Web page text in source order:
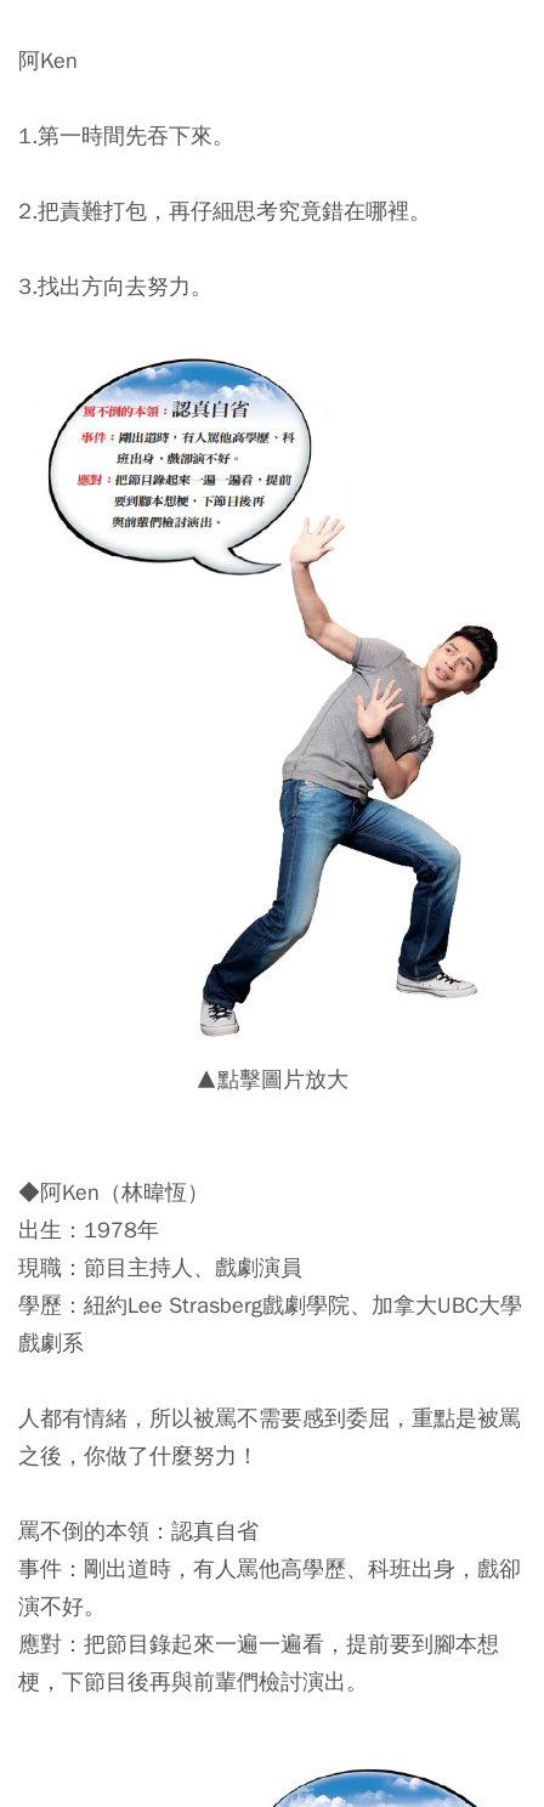
阿Ken
1.第一時間先吞下來。
2.把責難打包，再仔細思考究竟錯在哪裡。
3.找出方向去努力。
▲點擊圖片放大
◆阿Ken（林暐恆）
出生：1978年
現職：節目主持人、戲劇演員
學歷：紐約Lee Strasberg戲劇學院、加拿大UBC大學
戲劇系
人都有情緒，所以被罵不需要感到委屈，重點是被罵
之後，你做了什麼努力！
罵不倒的本領：認真自省
事件：剛出道時，有人罵他高學歷、科班出身，戲卻
演不好。
應對：把節目錄起來一遍一遍看，提前要到腳本想
梗，下節目後再與前輩們檢討演出。